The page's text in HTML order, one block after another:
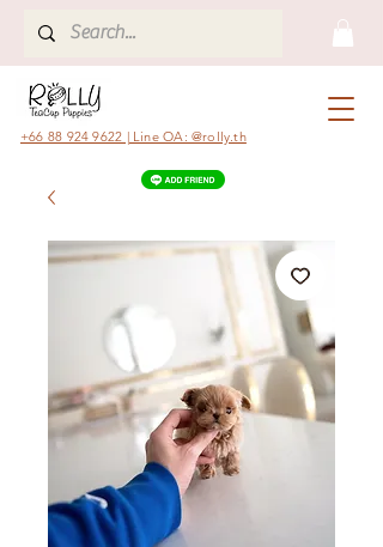
+66 88 924 9622 | Line OA: @rolly.th